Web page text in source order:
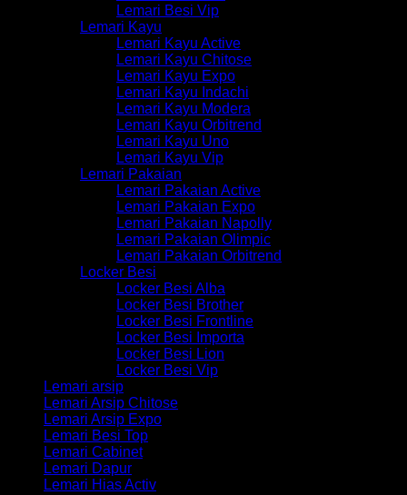
Lemari Besi Vip
Lemari Kayu
Lemari Kayu Active
Lemari Kayu Chitose
Lemari Kayu Expo
Lemari Kayu Indachi
Lemari Kayu Modera
Lemari Kayu Orbitrend
Lemari Kayu Uno
Lemari Kayu Vip
Lemari Pakaian
Lemari Pakaian Active
Lemari Pakaian Expo
Lemari Pakaian Napolly
Lemari Pakaian Olimpic
Lemari Pakaian Orbitrend
Locker Besi
Locker Besi Alba
Locker Besi Brother
Locker Besi Frontline
Locker Besi Importa
Locker Besi Lion
Locker Besi Vip
Lemari arsip
Lemari Arsip Chitose
Lemari Arsip Expo
Lemari Besi Top
Lemari Cabinet
Lemari Dapur
Lemari Hias Activ